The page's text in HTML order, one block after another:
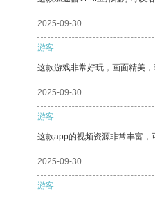
2025-09-30
游客
这款游戏非常好玩，画面精美
2025-09-30
游客
这款app的视频资源非常丰富，
2025-09-30
游客